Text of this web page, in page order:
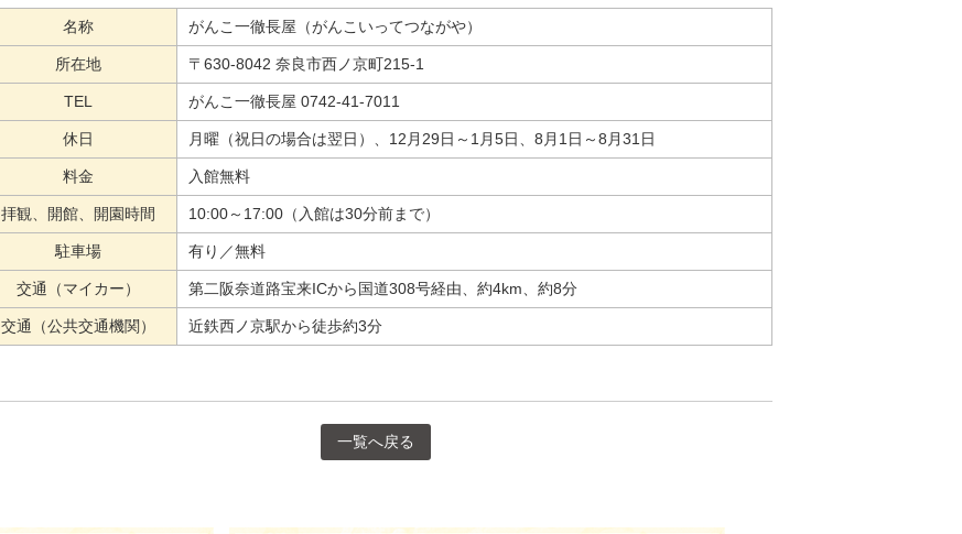
名称 がんこ一徹長屋（がんこいってつながや）
所在地 〒630-8042 奈良市西ノ京町215-1
TEL がんこ一徹長屋 0742-41-7011
休日 月曜（祝日の場合は翌日）、12月29日～1月5日、8月1日～8月31日
料金 入館無料
拝観、開館、開園時間 10:00～17:00（入館は30分前まで）
駐車場 有り／無料
交通（マイカー） 第二阪奈道路宝来ICから国道308号経由、約4km、約8分
交通（公共交通機関） 近鉄西ノ京駅から徒歩約3分
一覧へ戻る